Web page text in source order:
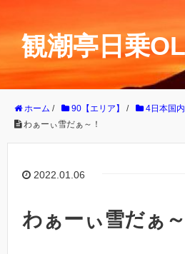
観潮亭日乗
ホーム / 90【エリア】 / 4日本国内
わぁーぃ雪だぁ～！
2022.01.06
わぁーぃ雪だぁ～